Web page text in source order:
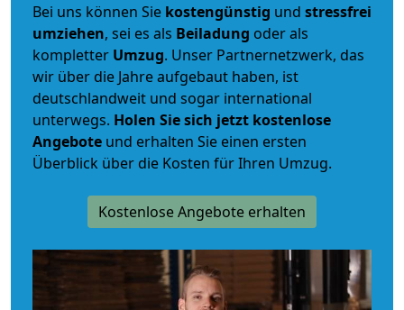
Bei uns können Sie kostengünstig und stressfrei
umziehen, sei es als Beiladung oder als
kompletter Umzug. Unser Partnernetzwerk, das
wir über die Jahre aufgebaut haben, ist
deutschlandweit und sogar international
unterwegs. Holen Sie sich jetzt kostenlose
Angebote und erhalten Sie einen ersten
Überblick über die Kosten für Ihren Umzug.
Kostenlose Angebote erhalten